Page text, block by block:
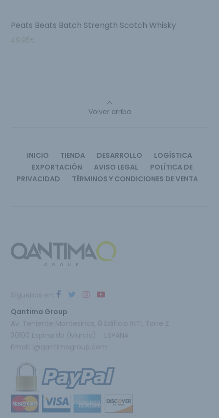
Peats Beats Batch Strength Scotch Whisky
49.95€
Volver arriba
INICIO TIENDA DESARROLLO
LOGÍSTICA
EXPORTACIÓN
AVISO LEGAL
POLÍTICA DE
PRIVACIDAD
TÉRMINOS Y CONDICIONES DE VENTA
Qantima Group